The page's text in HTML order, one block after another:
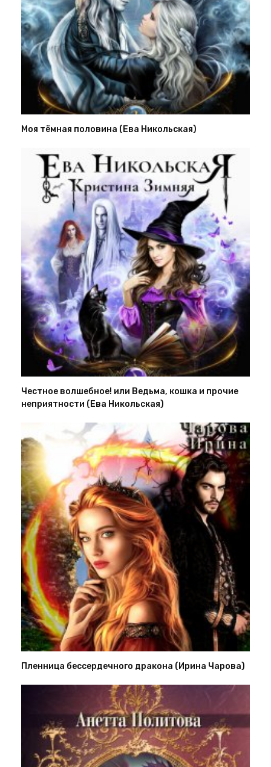
Моя тёмная половина (Ева Никольская)
Честное волшебное! или Ведьма, кошка и прочие
неприятности (Ева Никольская)
Пленница бессердечного дракона (Ирина Чарова)